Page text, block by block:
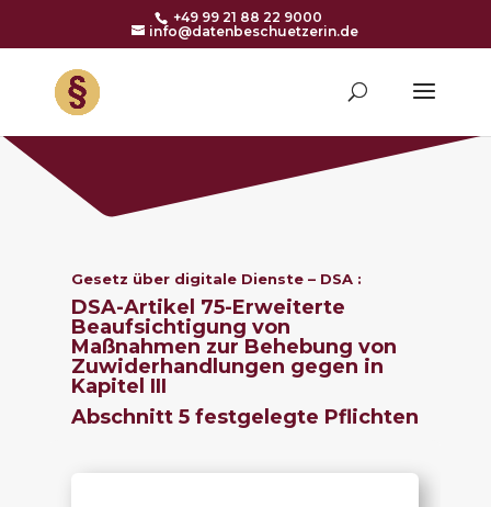
+49 99 21 88 22 9000
info@datenbeschuetzerin.de
Gesetz über digitale Dienste – DSA :
DSA-Artikel 75-Erweiterte
Beaufsichtigung von
Maßnahmen zur Behebung von
Zuwiderhandlungen gegen in
Kapitel III
Abschnitt 5 festgelegte Pflichten